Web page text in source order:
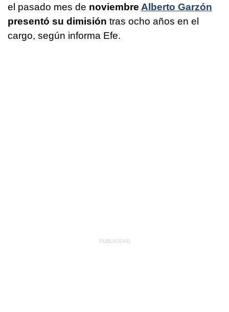
el pasado mes de noviembre Alberto Garzón
presentó su dimisión tras ocho años en el
cargo, según informa Efe.